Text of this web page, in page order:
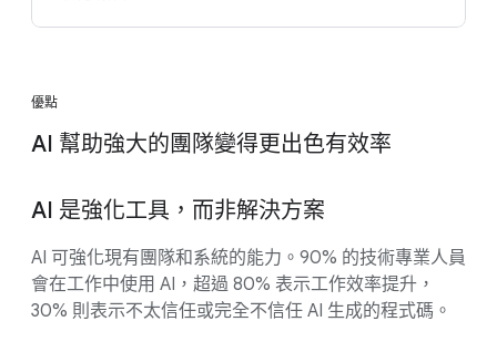
優點
AI 幫助強大的團隊變得更出色有效率
AI 是強化工具，而非解決方案
AI 可強化現有團隊和系統的能力。90% 的技術專業人員
會在工作中使用 AI，超過 80% 表示工作效率提升，
30% 則表示不太信任或完全不信任 AI 生成的程式碼。